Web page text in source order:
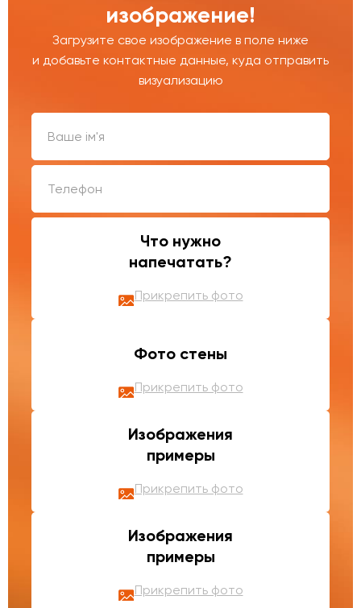
изображение!
Загрузите свое изображение в поле ниже
и добавьте контактные данные, куда отправить
визуализацию
Что нужно
напечатать?
Прикрепить фото
Фото стены
Прикрепить фото
Изображения
примеры
Прикрепить фото
Изображения
примеры
Прикрепить фото